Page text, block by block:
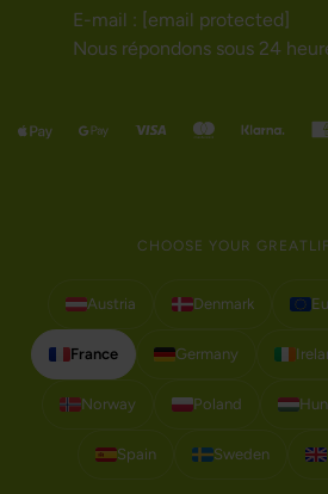
E-mail : [email protected]
Nous répondons sous 24
CHOOSE YOUR
Austria Denmark
France Germany
Norway Poland
Spain Sweden